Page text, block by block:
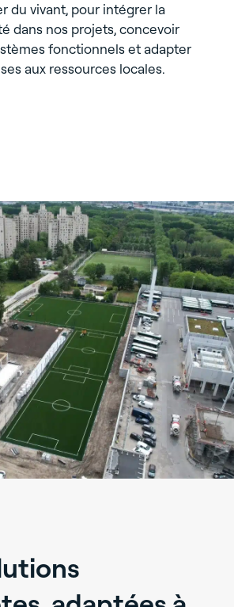
du vivant, pour intégrer la
dans nos projets, concevoir
fonctionnels et adapter
aux ressources locales.